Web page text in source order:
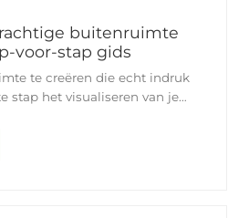
buitenruimte
voor-stap gids
te creëren die echt indruk
stap het visualiseren van je